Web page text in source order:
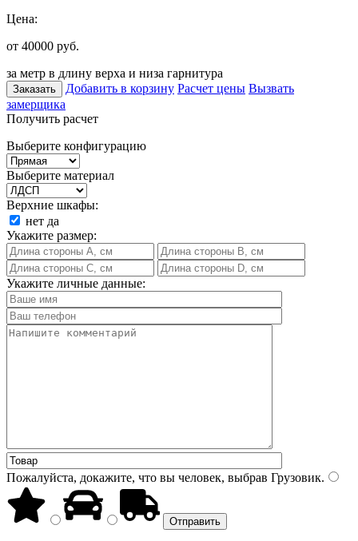
Цена:
от 40000 руб.
за метр в длину верха и низа гарнитура
Заказать Добавить в корзину Расчет цены Вызвать
замерщика
Получить расчет
Выберите конфигурацию
Выберите материал
Верхние шкафы:
нет да
Укажите размер:
Укажите личные данные:
Пожалуйста, докажите, что вы человек, выбрав Грузовик.